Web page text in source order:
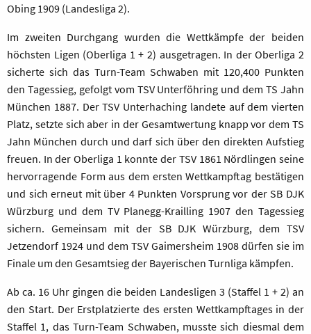
Obing 1909 (Landesliga 2).
Im zweiten Durchgang wurden die Wettkämpfe der beiden
höchsten Ligen (Oberliga 1 + 2) ausgetragen. In der Oberliga 2
sicherte sich das Turn-Team Schwaben mit 120,400 Punkten
den Tagessieg, gefolgt vom TSV Unterföhring und dem TS Jahn
München 1887. Der TSV Unterhaching landete auf dem vierten
Platz, setzte sich aber in der Gesamtwertung knapp vor dem TS
Jahn München durch und darf sich über den direkten Aufstieg
freuen. In der Oberliga 1 konnte der TSV 1861 Nördlingen seine
hervorragende Form aus dem ersten Wettkampftag bestätigen
und sich erneut mit über 4 Punkten Vorsprung vor der SB DJK
Würzburg und dem TV Planegg-Krailling 1907 den Tagessieg
sichern. Gemeinsam mit der SB DJK Würzburg, dem TSV
Jetzendorf 1924 und dem TSV Gaimersheim 1908 dürfen sie im
Finale um den Gesamtsieg der Bayerischen Turnliga kämpfen.
Ab ca. 16 Uhr gingen die beiden Landesligen 3 (Staffel 1 + 2) an
den Start. Der Erstplatzierte des ersten Wettkampftages in der
Staffel 1, das Turn-Team Schwaben, musste sich diesmal dem